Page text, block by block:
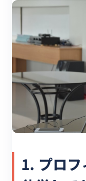
1. プロ